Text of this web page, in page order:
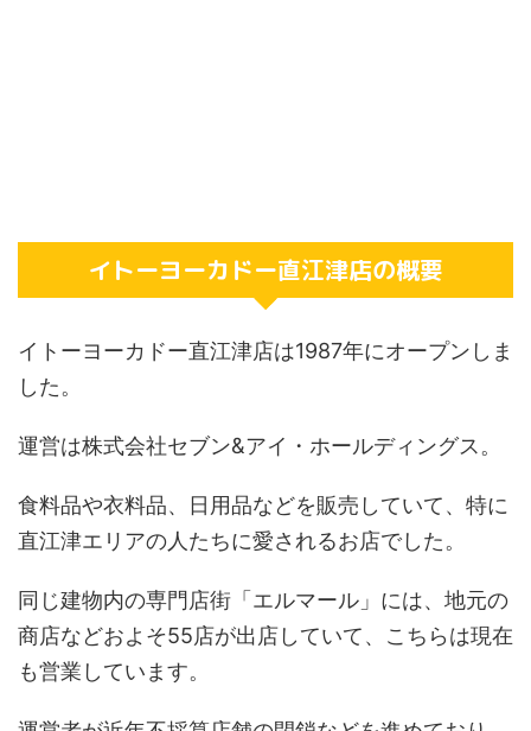
イトーヨーカドー直江津店の概要
イトーヨーカドー直江津店は1987年にオープンしま
した。
運営は株式会社セブン&アイ・ホールディングス。
食料品や衣料品、日用品などを販売していて、特に
直江津エリアの人たちに愛されるお店でした。
同じ建物内の専門店街「エルマール」には、地元の
商店などおよそ55店が出店していて、こちらは現在
も営業しています。